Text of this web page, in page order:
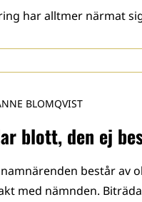
har alltmer närmat
blott, den ej
BLOMQVIST
består av
med nämnden.